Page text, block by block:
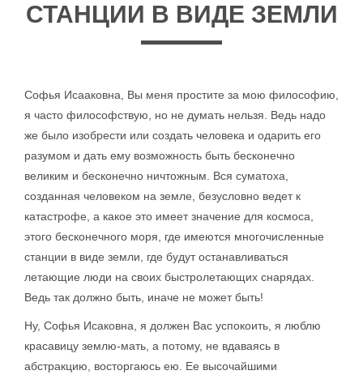
СТАНЦИИ В ВИДЕ ЗЕМЛИ
Софья Исааковна, Вы меня простите за мою философию,
я часто философствую, но не думать нельзя. Ведь надо
же было изобрести или создать человека и одарить его
разумом и дать ему возможность быть бесконечно
великим и бесконечно ничтожным. Вся суматоха,
созданная человеком на земле, безусловно ведет к
катастрофе, а какое это имеет значение для космоса,
этого бесконечного моря, где имеются многочисленные
станции в виде земли, где будут останавливаться
летающие люди на своих быстролетающих снарядах.
Ведь так должно быть, иначе не может быть!
Ну, Софья Исаковна, я должен Вас успокоить, я люблю
красавицу землю-мать, а потому, не вдаваясь в
абстракцию, восторгаюсь ею. Ее высочайшими